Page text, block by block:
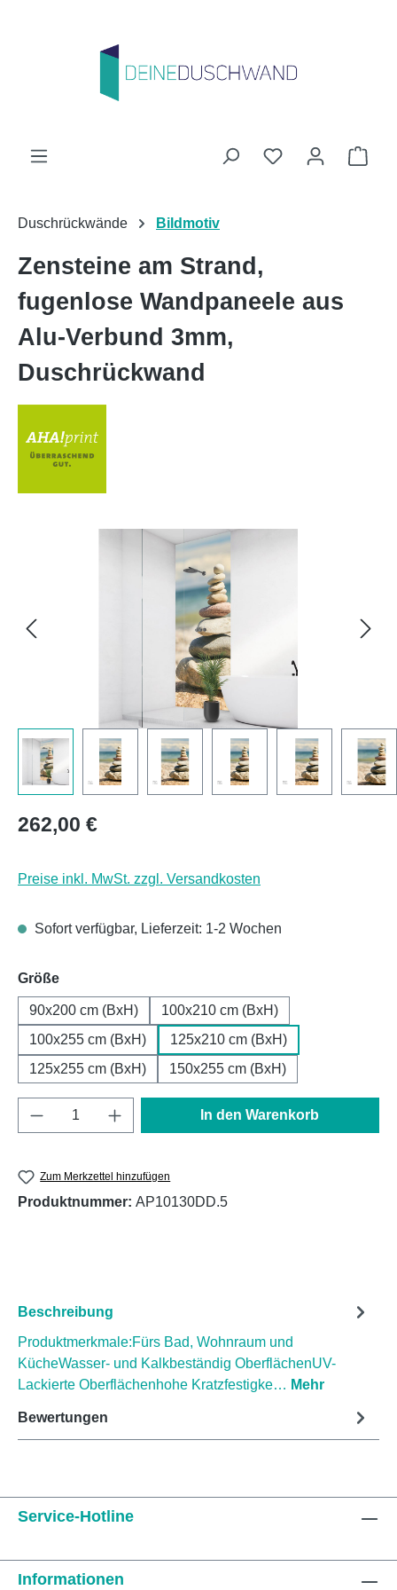
Du hast 0
Duschrückwände Bildmotiv
Zensteine am Strand,
fugenlose Wandpaneele aus
Alu-Verbund 3mm,
Duschrückwand
Regulärer Preis:
262,00 €
Preise inkl. MwSt. zzgl. Versandkosten
Sofort verfügbar, Lieferzeit: 1-2 Wochen
Größeauswählen
90x200 cm (BxH)
100x210 cm (BxH)
100x255 cm (BxH)
125x210 cm (BxH)
125x255 cm (BxH)
150x255 cm (BxH)
Produkt Anzahl: Gib den gewünschten
In den Warenkorb
Zum Merkzettel hinzufügen
Produktnummer: AP10130DD.5
Beschreibung
Produktmerkmale:Fürs Bad, Wohnraum und
KücheWasser- und Kalkbeständig OberflächenUV-
Lackierte Oberflächenhohe Kratzfestigke… Mehr
Bewertungen
Service-Hotline
Informationen